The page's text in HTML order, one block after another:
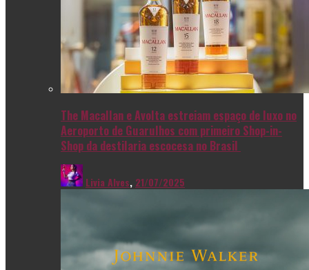
The Macallan e Avolta estreiam espaço de luxo no
Aeroporto de Guarulhos com primeiro Shop-in-
Shop da destilaria escocesa no Brasil
Livia Alves, 21/07/2025